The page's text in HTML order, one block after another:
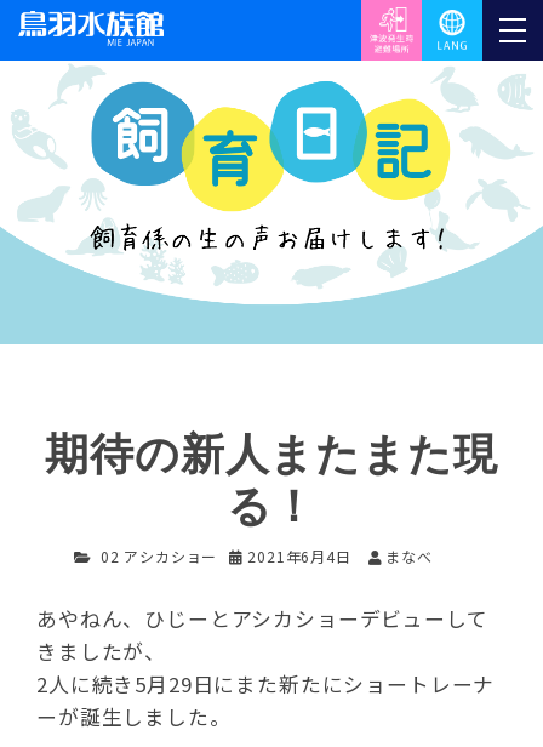
期待の新人またまた現
る！
02 アシカショー 2021年6月4日 まなべ
あやねん、ひじーとアシカショーデビューして
きましたが、
2人に続き5月29日にまた新たにショートレーナ
ーが誕生しました。